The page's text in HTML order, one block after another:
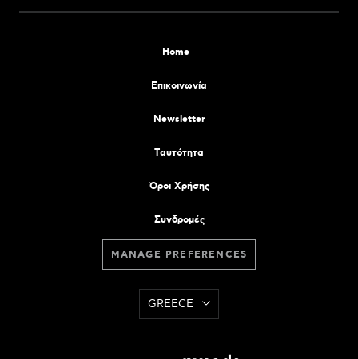
Home
Επικοινωνία
Newsletter
Tαυτότητα
Όροι Χρήσης
Συνδρομές
MANAGE PREFERENCES
GREECE